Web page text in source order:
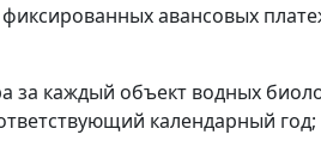
авансовых
за каждый объект водных
календарный год;